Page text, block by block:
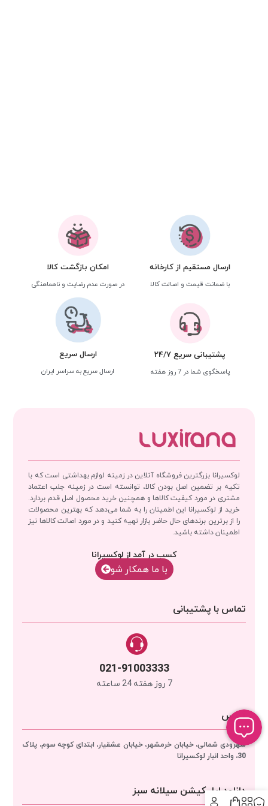
ارسال مستقیم از کارخانه
با ضمانت قیمت و اصالت کالا
امکان بازگشت کالا
در صورت عدم رضایت و ناهماهنگی
پشتیبانی سریع 24/7
پاسخگوی شما در 7 روز هفته
ارسال سریع
ارسال سریع به سراسر ایران
لوکسیرانا بزرگترین فروشگاه آنلاین در زمینه لوازم بهداشتی است که با
تکیه بر تضمین اصل بودن کالا، توانسته است در زمینه جلب اعتماد
مشتری در مورد کیفیت کالاها و همچنین خرید محصول اصل قدم بردارد.
خرید از لوکسیرانا این اطمینان را به شما می‌دهد که بهترین محصولات
را از برترین برندهای حال حاضر بازار تهیه کنید و در مورد اصالت کالاها نیز
اطمینان داشته باشید.
کسب در آمد از لوکسیرانا
با‌‌ ما همکار شو
تماس با پشتیبانی
021-91003333
7 روز هفته 24 ساعته
آدرس
سهرودی شمالی، خیابان خرمشهر، خیابان عشقیار، ابتدای کوچه سوم، پلاک
30، واحد انبار
لوکسیرانا
دانلود اپلیکیشن سیلانه سبز